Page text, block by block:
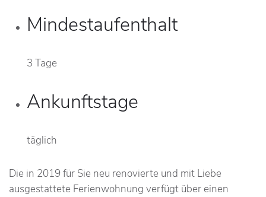
Mindestaufenthalt
3 Tage
Ankunftstage
täglich
Die in 2019 für Sie neu renovierte und mit Liebe
ausgestattete Ferienwohnung verfügt über einen